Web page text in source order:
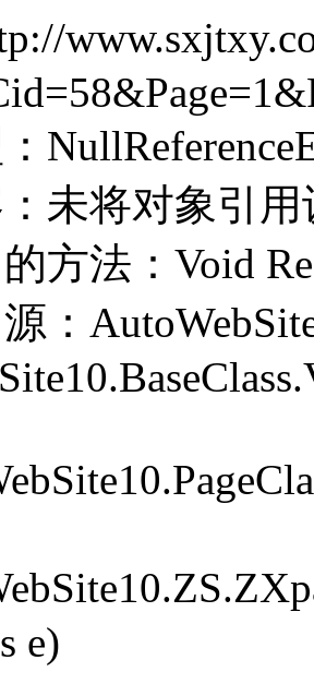
未将对象引
方法：Void
：
e)